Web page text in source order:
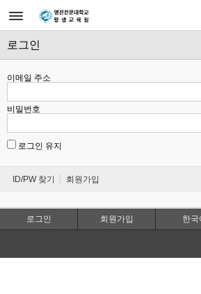
로그인
이메일 주소
비밀번호
로그인 유지
ID/PW 찾기 회원가입
로그인 회원가입 한국